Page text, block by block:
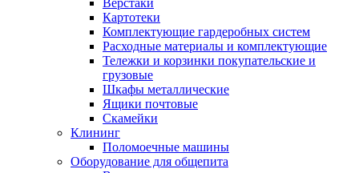
Верстаки
Картотеки
Комплектующие гардеробных систем
Расходные материалы и комплектующие
Тележки и корзинки покупательские и
грузовые
Шкафы металлические
Ящики почтовые
Скамейки
Клининг
Поломоечные машины
Оборудование для общепита